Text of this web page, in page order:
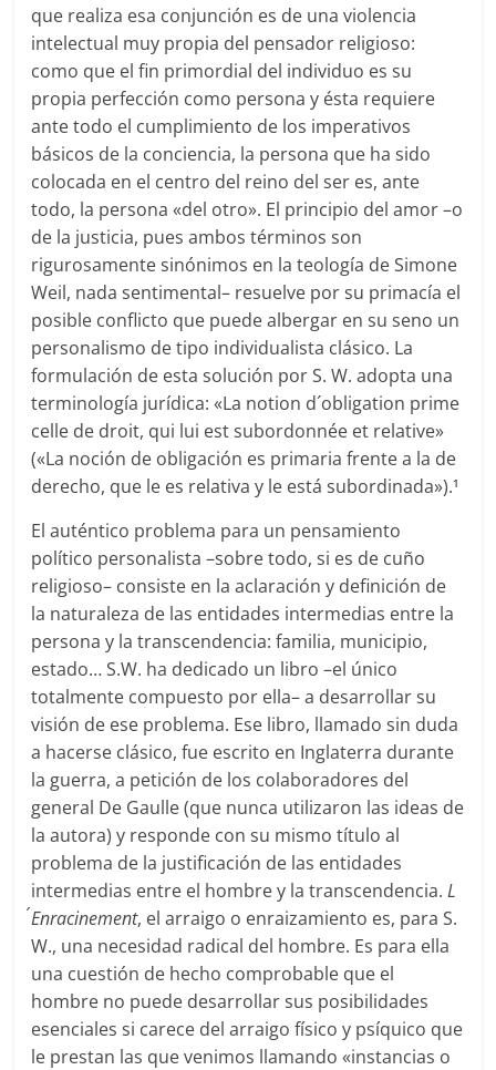
que realiza esa conjunción es de una violencia
intelectual muy propia del pensador religioso:
como que el fin primordial del individuo es su
propia perfección como persona y ésta requiere
ante todo el cumplimiento de los imperativos
básicos de la conciencia, la persona que ha sido
colocada en el centro del reino del ser es, ante
todo, la persona «del otro». El principio del amor –o
de la justicia, pues ambos términos son
rigurosamente sinónimos en la teología de Simone
Weil, nada sentimental– resuelve por su primacía el
posible conflicto que puede albergar en su seno un
personalismo de tipo individualista clásico. La
formulación de esta solución por S. W. adopta una
terminología jurídica: «La notion d´obligation prime
celle de droit, qui lui est subordonnée et relative»
(«La noción de obligación es primaria frente a la de
derecho, que le es relativa y le está subordinada»).1
El auténtico problema para un pensamiento
político personalista –sobre todo, si es de cuño
religioso– consiste en la aclaración y definición de
la naturaleza de las entidades intermedias entre la
persona y la transcendencia: familia, municipio,
estado… S.W. ha dedicado un libro –el único
totalmente compuesto por ella– a desarrollar su
visión de ese problema. Ese libro, llamado sin duda
a hacerse clásico, fue escrito en Inglaterra durante
la guerra, a petición de los colaboradores del
general De Gaulle (que nunca utilizaron las ideas de
la autora) y responde con su mismo título al
problema de la justificación de las entidades
intermedias entre el hombre y la transcendencia.L
´Enracinement, el arraigo o enraizamiento es, para S.
W., una necesidad radical del hombre. Es para ella
una cuestión de hecho comprobable que el
hombre no puede desarrollar sus posibilidades
esenciales si carece del arraigo físico y psíquico que
le prestan las que venimos llamando «instancias o